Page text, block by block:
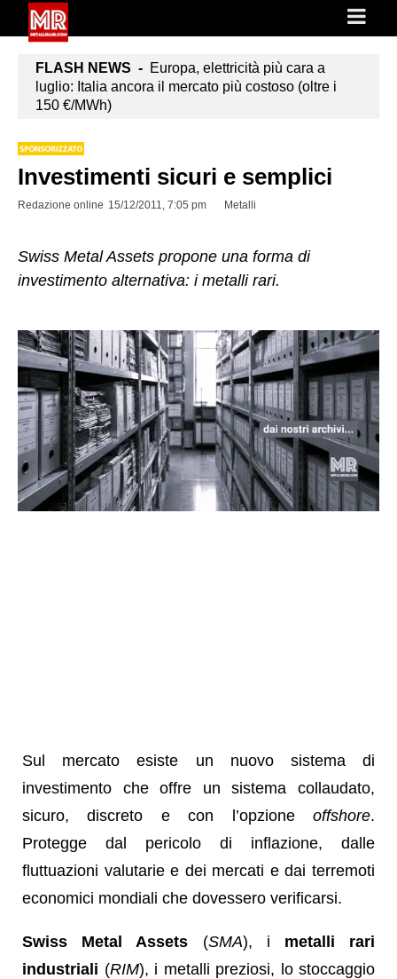
FLASH NEWS - Europa, elettricità più cara a
luglio: Italia ancora il mercato più costoso (oltre i
150 €/MWh)
Investimenti sicuri e semplici
Redazione online 15/12/2011, 7:05 pm Metalli
Swiss Metal Assets propone una forma di
investimento alternativa: i metalli rari.
Sul mercato esiste un nuovo sistema di
investimento che offre un sistema collaudato,
sicuro, discreto e con l’opzione offshore.
Protegge dal pericolo di inflazione, dalle
fluttuazioni valutarie e dei mercati e dai terremoti
economici mondiali che dovessero verificarsi.
Swiss Metal Assets (SMA), i metalli rari
industriali (RIM), i metalli preziosi, lo stoccaggio